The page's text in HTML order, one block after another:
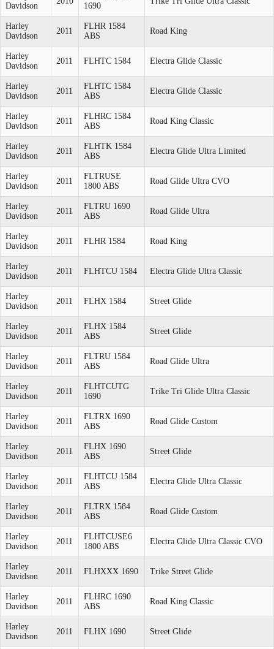
Davidson
1690
Harley
Davidson
2011
FLHR 1584
ABS
Road King
Harley
Davidson
2011 FLHTC 1584 Electra Glide Classic
Harley
Davidson
2011
FLHTC 1584
ABS
Electra Glide Classic
Harley
Davidson
2011
FLHRC 1584
ABS
Road King Classic
Harley
Davidson
2011
FLHTK 1584
ABS
Electra Glide Ultra Limited
Harley
Davidson
2011
FLTRUSE
1800 ABS
Road Glide Ultra CVO
Harley
Davidson
2011
FLTRU 1690
ABS
Road Glide Ultra
Harley
Davidson
2011 FLHR 1584 Road King
Harley
Davidson
2011 FLHTCU 1584 Electra Glide Ultra Classic
Harley
Davidson
2011 FLHX 1584 Street Glide
Harley
Davidson
2011
FLHX 1584
ABS
Street Glide
Harley
Davidson
2011
FLTRU 1584
ABS
Road Glide Ultra
Harley
Davidson
2011
FLHTCUTG
1690
Trike Tri Glide Ultra Classic
Harley
Davidson
2011
FLTRX 1690
ABS
Road Glide Custom
Harley
Davidson
2011
FLHX 1690
ABS
Street Glide
Harley
Davidson
2011
FLHTCU 1584
ABS
Electra Glide Ultra Classic
Harley
Davidson
2011
FLTRX 1584
ABS
Road Glide Custom
Harley
Davidson
2011
FLHTCUSE6
1800 ABS
Electra Glide Ultra Classic CVO
Harley
Davidson
2011 FLHXXX 1690 Trike Street Glide
Harley
Davidson
2011
FLHRC 1690
ABS
Road King Classic
Harley
Davidson
2011 FLHX 1690 Street Glide